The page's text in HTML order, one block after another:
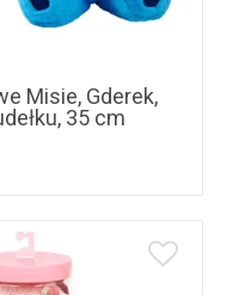
Misie, Gderek,
35 cm